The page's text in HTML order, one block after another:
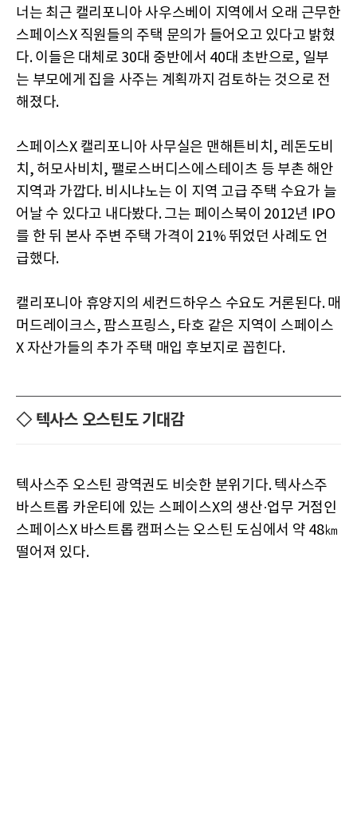
너는 최근 캘리포니아 사우스베이 지역에서 오래 근무한
스페이스X 직원들의 주택 문의가 들어오고 있다고 밝혔
다. 이들은 대체로 30대 중반에서 40대 초반으로, 일부
는 부모에게 집을 사주는 계획까지 검토하는 것으로 전
해졌다.
스페이스X 캘리포니아 사무실은 맨해튼비치, 레돈도비
치, 허모사비치, 팰로스버디스에스테이츠 등 부촌 해안
지역과 가깝다. 비시냐노는 이 지역 고급 주택 수요가 늘
어날 수 있다고 내다봤다. 그는 페이스북이 2012년 IPO
를 한 뒤 본사 주변 주택 가격이 21% 뛰었던 사례도 언
급했다.
캘리포니아 휴양지의 세컨드하우스 수요도 거론된다. 매
머드레이크스, 팜스프링스, 타호 같은 지역이 스페이스
X 자산가들의 추가 주택 매입 후보지로 꼽힌다.
◇ 텍사스 오스틴도 기대감
텍사스주 오스틴 광역권도 비슷한 분위기다. 텍사스주
바스트롭 카운티에 있는 스페이스X의 생산·업무 거점인
스페이스X 바스트롭 캠퍼스는 오스틴 도심에서 약 48㎞
떨어져 있다.